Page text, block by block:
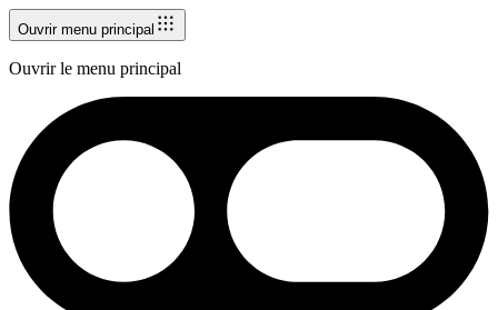
Ouvrir menu principal
Ouvrir le menu principal